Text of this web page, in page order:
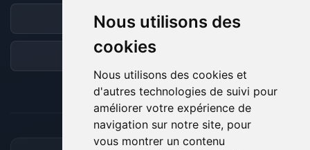
Nous utilisons des
cookies
Nous utilisons des cookies et
d'autres technologies de suivi pour
améliorer votre expérience de
navigation sur notre site, pour
vous montrer un contenu
Discord
Forum